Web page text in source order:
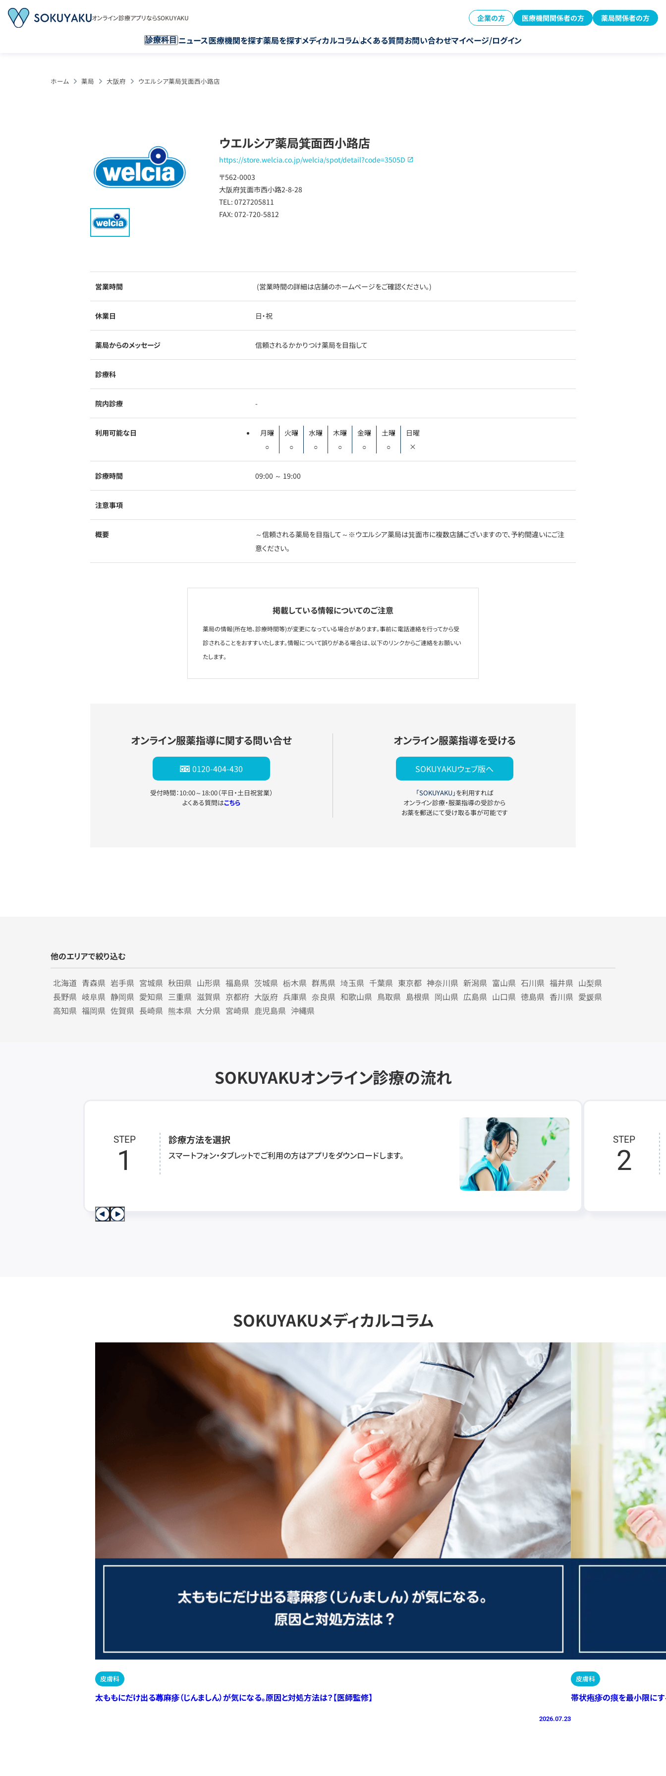
オンライン診療アプリならSOKUYAKU 企業の方 医療機関関係者の方 薬局関係者の方
診療科目 ニュース医療機関を探す薬局を探すメディカルコラムよくある質問お問い合わせマイページ/ログイン
ホーム 薬局 大阪府 ウエルシア薬局箕面西小路店
ウエルシア薬局箕面西小路店
https://store.welcia.co.jp/welcia/spot/detail?code=3505D
〒562-0003
大阪府箕面市西小路2-8-28
TEL: 0727205811
FAX: 072-720-5812
営業時間 (営業時間の詳細は店舗のホームページをご確認ください。)
休業日 日・祝
薬局からのメッセージ 信頼されるかかりつけ薬局を目指して
診療科
院内診療 -
利用可能な日
月曜
○
火曜
○
水曜
○
木曜
○
金曜
○
土曜
○
日曜
×
診療時間 09:00 ～ 19:00
注意事項
概要
～信頼される薬局を目指して～※ウエルシア薬局は箕面市に複数店舗ございますので、予約間違いにご注
意ください。
掲載している情報についてのご注意
薬局の情報(所在地、診療時間等)が変更になっている場合があります。事前に電話連絡を行ってから受
診されることをおすすいたします。情報について誤りがある場合は、以下のリンクからご連絡をお願いい
たします。
オンライン服薬指導に関する問い合せ
0120-404-430
受付時間：10:00～18:00（平日・土日祝営業）
よくある質問はこちら
オンライン服薬指導を受ける
SOKUYAKUウェブ版へ
「SOKUYAKU」を利用すれば
オンライン診療・服薬指導の受診から
お薬を郵送にて受け取る事が可能です
他のエリアで絞り込む
北海道 青森県 岩手県 宮城県 秋田県 山形県 福島県 茨城県 栃木県 群馬県 埼玉県 千葉県 東京都 神奈川県 新潟県 富山県 石川県 福井県 山梨県
長野県 岐阜県 静岡県 愛知県 三重県 滋賀県 京都府 大阪府 兵庫県 奈良県 和歌山県 鳥取県 島根県 岡山県 広島県 山口県 徳島県 香川県 愛媛県
高知県 福岡県 佐賀県 長崎県 熊本県 大分県 宮崎県 鹿児島県 沖縄県
SOKUYAKUオンライン診療の流れ
STEP
1
診療方法を選択
スマートフォン・タブレットでご利用の方はアプリをダウンロードします。
STEP
2
SOKUYAKUメディカルコラム
皮膚科
太ももにだけ出る蕁麻疹（じんましん）が気になる。原因と対処方法は？【医師監修】
2026.07.23
皮膚科
帯状疱疹の痕を最小限にす